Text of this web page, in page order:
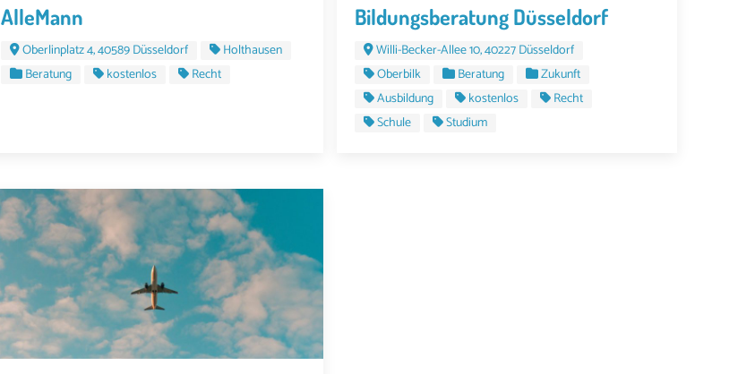
AlleMann
Oberlinplatz 4, 40589 Düsseldorf
Holthausen
Beratung
kostenlos Recht
Bildungsberatung Düsseldorf
Willi-Becker-Allee 10, 40227 Düsseldorf
Oberbilk
Beratung
Zukunft
Ausbildung
kostenlos
Recht
Schule
Studium